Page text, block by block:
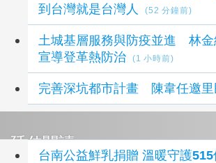
到台灣就是台灣人
(52 分鐘前)
土城基層服務與防疫並進 林金
宣導登革熱防治
(1 小時前)
完善深坑都市計畫 陳韋任邀里
延伸閱讀
台南公益鮮乳捐贈 溫暖守護